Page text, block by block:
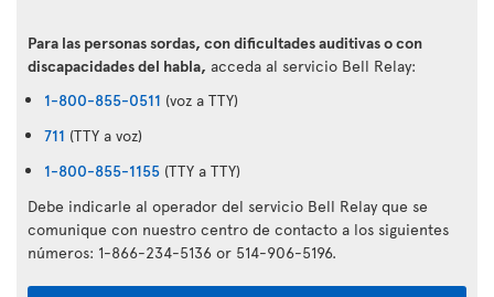
Para las personas sordas, con dificultades auditivas o con
discapacidades del habla, acceda al servicio Bell Relay:
1-800-855-0511 (voz a TTY)
711 (TTY a voz)
1-800-855-1155 (TTY a TTY)
Debe indicarle al operador del servicio Bell Relay que se
comunique con nuestro centro de contacto a los siguientes
números: 1-866-234-5136 or 514-906-5196.